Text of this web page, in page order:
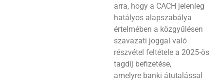
arra, hogy a CACH jelenleg
hatályos alapszabálya
értelmében a közgyűlésen
szavazati joggal való
részvétel feltétele a 2025-ös
tagdíj befizetése,
amelyre banki átutalással